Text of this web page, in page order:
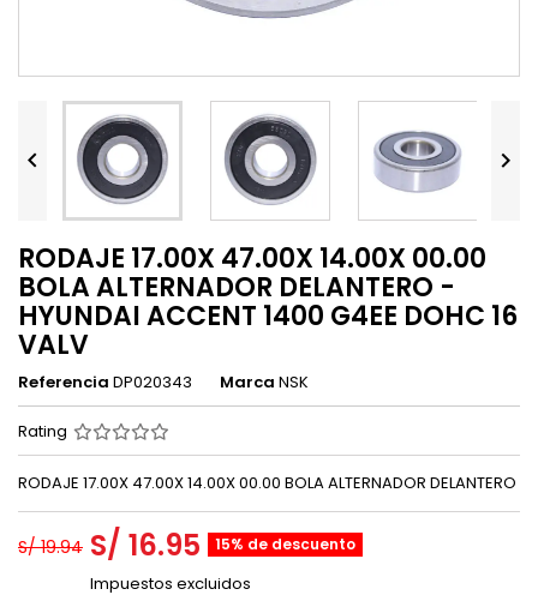
 
RODAJE 17.00X 47.00X 14.00X 00.00
BOLA ALTERNADOR DELANTERO -
HYUNDAI ACCENT 1400 G4EE DOHC 16
VALV
Referencia DP020343 Marca NSK
Rating
RODAJE 17.00X 47.00X 14.00X 00.00 BOLA ALTERNADOR DELANTERO
S/ 19.94 S/ 16.95 15% de descuento
Impuestos excluidos